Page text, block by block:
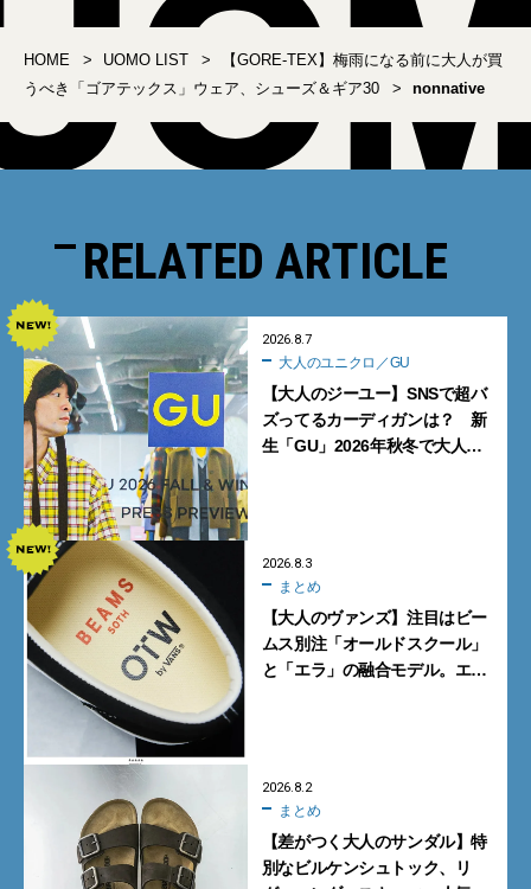
HOME UOMO LIST
【GORE-TEX】梅雨になる前に大人が買
うべき「ゴアテックス」ウェア、シューズ＆ギア30
nonnative
RELATED ARTICLE
2026.8.7
大人のユニクロ／GU
【大人のジーユー】SNSで超バ
ズってるカーディガンは？ 新
生「GU」2026年秋冬で大人メ
2026.8.3
まとめ
【大人のヴァンズ】注目はビー
ムス別注「オールドスクール」
と「エラ」の融合モデル。エ
2026.8.2
まとめ
【差がつく大人のサンダル】特
別なビルケンシュトック、リ